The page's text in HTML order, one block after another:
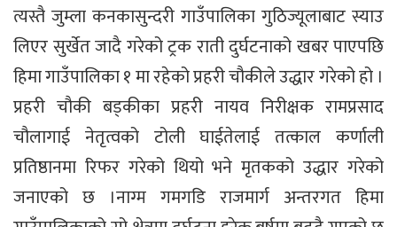
त्यस्तै जुम्ला कनकासुन्दरी गाउँपालिका गुठिज्यूलाबाट स्याउ
लिएर सुर्खेत जादै गरेको ट्रक राती दुर्घटनाको खबर पाएपछि
हिमा गाउँपालिका १ मा रहेको प्रहरी चौकीले उद्धार गरेको हो ।
प्रहरी चौकी बड्कीका प्रहरी नायव निरीक्षक रामप्रसाद
चौलागाई नेतृत्वको टोली घाईतेलाई तत्काल कर्णाली
प्रतिष्ठानमा रिफर गरेको थियो भने मृतकको उद्धार गरेको
जनाएको छ ।नाग्म गमगडि राजमार्ग अन्तरगत हिमा